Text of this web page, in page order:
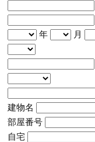
年
月
建物名
部屋番号
自宅